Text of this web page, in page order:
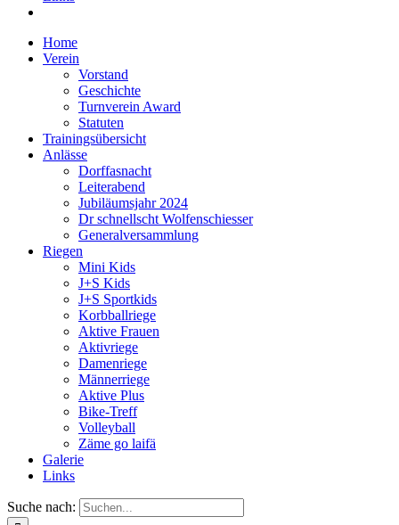
Home
Verein
Vorstand
Geschichte
Turnverein Award
Statuten
Trainingsübersicht
Anlässe
Dorffasnacht
Leiterabend
Jubiläumsjahr 2024
Dr schnellscht Wolfenschiesser
Generalversammlung
Riegen
Mini Kids
J+S Kids
J+S Sportkids
Korbballriege
Aktive Frauen
Aktivriege
Damenriege
Männerriege
Aktive Plus
Bike-Treff
Volleyball
Zäme go laifä
Galerie
Links
Suche nach: